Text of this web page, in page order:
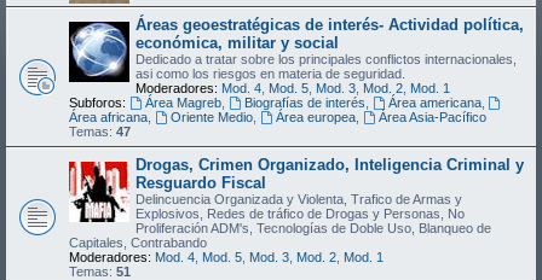
Áreas geoestratégicas de interés- Actividad política,
económica, militar y social
Dedicado a tratar sobre los principales conflictos internacionales,
asi como los riesgos en materia de seguridad.
Moderadores: Mod. 4 Mod. 5 Mod. 3 Mod. 2 Mod. 1
Subforos:
Área Magreb, Biografías de interés Área americana,
Área africana
Oriente Medio, Área europea,
Área Asia-Pacífico
Temas: 47
Drogas, Crimen Organizado, Inteligencia Criminal y
Resguardo Fiscal
Delincuencia Organizada y Violenta, Trafico de Armas y
Explosivos, Redes de tráfico de Drogas y Personas, No
Proliferación ADM's, Tecnologías de Doble Uso, Blanqueo de
Capitales, Contrabando
Moderadores: Mod. 4 Mod. 5 Mod. 3 Mod. 2 Mod. 1
Temas: 51